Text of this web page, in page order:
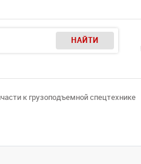
НАЙТИ
к грузоподъемной спецтехнике